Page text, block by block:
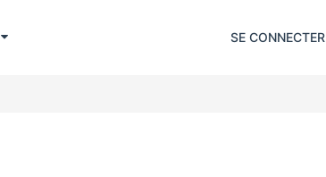
SE CONNECTER